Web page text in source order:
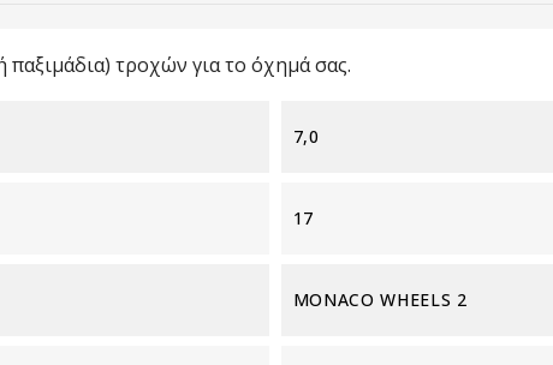
παξιμάδια) τροχών για το όχημά σας.
7,0
17
MONACO WHEELS 2